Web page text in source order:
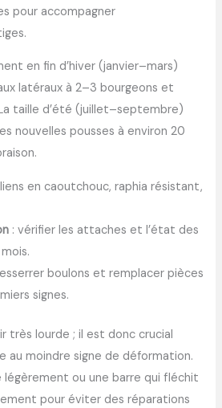
pour accompagner
en fin d’hiver (janvier–mars)
latéraux à 2–3 bourgeons et
taille d’été (juillet–septembre)
nouvelles pousses à environ 20
en caoutchouc, raphia résistant,
: vérifier les attaches et l’état des
boulons et remplacer pièces
signes.
très lourde ; il est donc crucial
au moindre signe de déformation.
légèrement ou une barre qui fléchit
pour éviter des réparations